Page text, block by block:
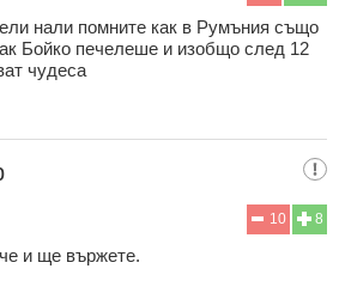
нали помните как в Румъния също
Бойко печелеше и изобщо след 12
чудеса
8
10
и ще вържете.